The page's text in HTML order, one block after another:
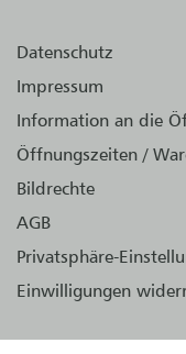
Datenschutz
Impressum
Information an die
Öffnungszeiten /
Bildrechte
AGB
Privatsphäre-
Einwilligungen